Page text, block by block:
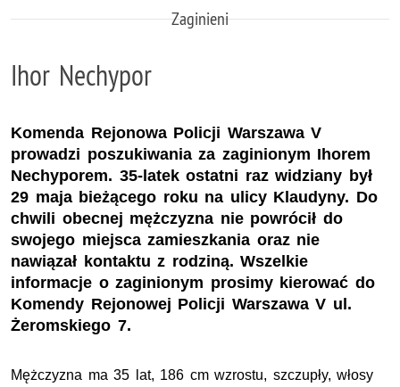
Zaginieni
Ihor Nechypor
Komenda Rejonowa Policji Warszawa V
prowadzi poszukiwania za zaginionym Ihorem
Nechyporem. 35-latek ostatni raz widziany był
29 maja bieżącego roku na ulicy Klaudyny. Do
chwili obecnej mężczyzna nie powrócił do
swojego miejsca zamieszkania oraz nie
nawiązał kontaktu z rodziną. Wszelkie
informacje o zaginionym prosimy kierować do
Komendy Rejonowej Policji Warszawa V ul.
Żeromskiego 7.
Mężczyzna ma 35 lat, 186 cm wzrostu, szczupły, włosy